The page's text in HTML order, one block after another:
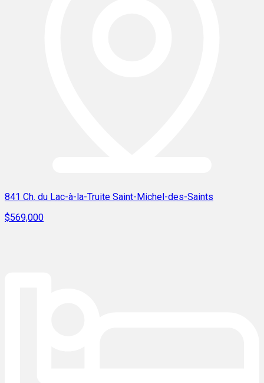
841 Ch. du Lac-à-la-Truite Saint-Michel-des-Saints
$569,000